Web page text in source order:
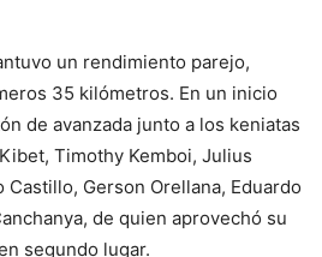
un rendimiento parejo,
35 kilómetros. En un inicio
de avanzada junto a los keniatas
Timothy Kemboi, Julius
Castillo, Gerson Orellana, Eduardo
de quien aprovechó su
segundo lugar.